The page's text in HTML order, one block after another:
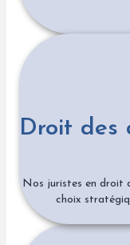
Droit des
Nos juristes en droit
choix